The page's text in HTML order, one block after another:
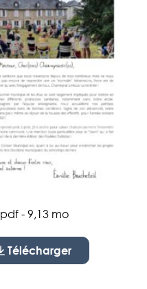
pdf - 9,13 mo
Télécharger